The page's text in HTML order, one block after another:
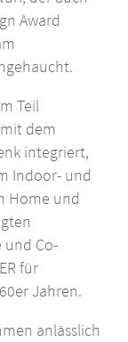
Award
Teil
dem
integriert,
Indoor- und
Home und
und Co-
für
Jahren.
anlässlich